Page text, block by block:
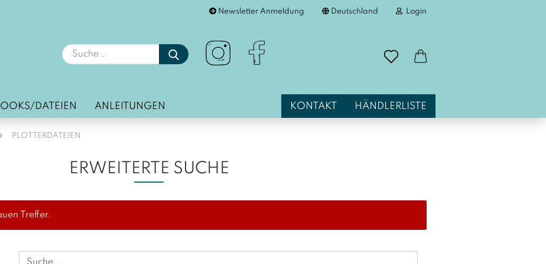
Newsletter Anmeldung Deutschland
Lieferland
Login
Passwort
Suche...
DATEIEN ANLEITUNGEN KONTAKT HÄNDLERLISTE
» PLOTTERDATEIEN
ERWEITERTE SUCHE
Treffer.